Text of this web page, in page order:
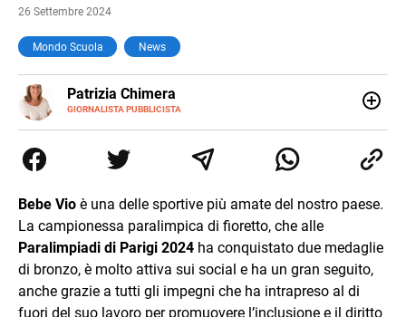
26 Settembre 2024
Mondo Scuola News
Patrizia Chimera
GIORNALISTA PUBBLICISTA
E-
MAIL
LINKEDIN
collaborato con grandi gruppi editoriali e agenzie di
comunicazione specializzandosi nella scrittura di articoli
Bebe Vio è una delle sportive più amate del nostro paese.
La campionessa paralimpica di fioretto, che alle
Paralimpiadi di Parigi 2024 ha conquistato due medaglie
di bronzo, è molto attiva sui social e ha un gran seguito,
anche grazie a tutti gli impegni che ha intrapreso al di
fuori del suo lavoro per promuovere l’inclusione e il diritto